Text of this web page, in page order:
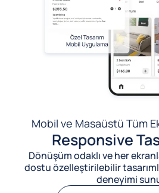
Mobil ve Masaüstü Tüm
Responsive
Dönüşüm odaklı ve her
dostu özelleştirilebilir
deneyimi